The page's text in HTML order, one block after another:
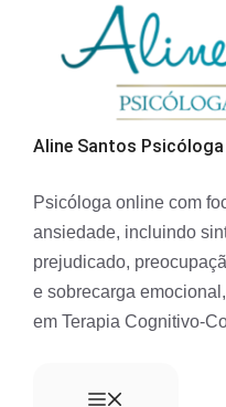
Aline Santos Psicóloga
Psicóloga online com
ansiedade, incluindo
prejudicado,
e sobrecarga
em Terapia Cognitivo-